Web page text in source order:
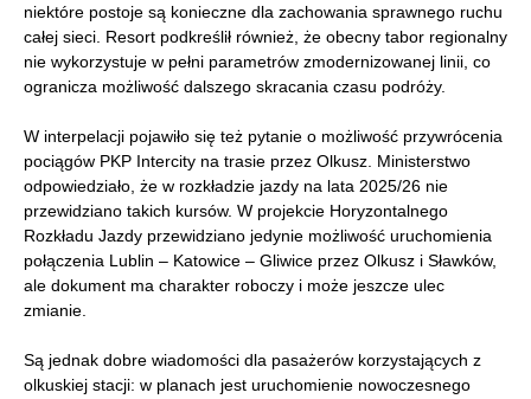
niektóre postoje są konieczne dla zachowania sprawnego ruchu
całej sieci. Resort podkreślił również, że obecny tabor regionalny
nie wykorzystuje w pełni parametrów zmodernizowanej linii, co
ogranicza możliwość dalszego skracania czasu podróży.
W interpelacji pojawiło się też pytanie o możliwość przywrócenia
pociągów PKP Intercity na trasie przez Olkusz. Ministerstwo
odpowiedziało, że w rozkładzie jazdy na lata 2025/26 nie
przewidziano takich kursów. W projekcie Horyzontalnego
Rozkładu Jazdy przewidziano jedynie możliwość uruchomienia
połączenia Lublin – Katowice – Gliwice przez Olkusz i Sławków,
ale dokument ma charakter roboczy i może jeszcze ulec
zmianie.
Są jednak dobre wiadomości dla pasażerów korzystających z
olkuskiej stacji: w planach jest uruchomienie nowoczesnego